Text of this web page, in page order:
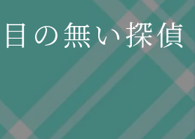
人探し
嫌がらせ調査
ストーカー調査
の無い探偵